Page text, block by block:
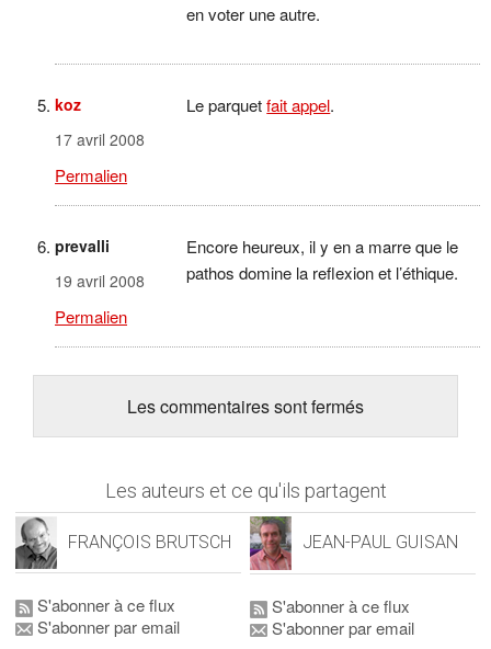
en voter une autre.
koz
17 avril 2008
Permalien
Le parquetfait appel.
prevalli
19 avril 2008
Permalien
Encore heureux, il y en a marre que le
pathos domine la reflexion et l’éthique.
Les commentaires sont fermés
Les auteurs et ce qu'ils partagent
FRANÇOIS BRUTSCH
S'abonner à ce flux
S'abonner par email
JEAN-PAUL GUISAN
S'abonner à ce flux
S'abonner par email